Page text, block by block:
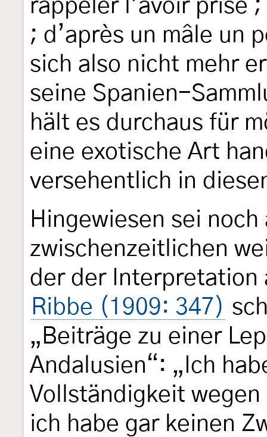
rappeler l’avoir prise
; d’après un mâle un
sich also nicht mehr
seine Spanien-
hält es durchaus für
eine exotische Art
versehentlich in
Hingewiesen sei noch
zwischenzeitlichen
der der Interpretation
Ribbe (1909: 347)
„Beiträge zu einer
Andalusien“: „Ich
Vollständigkeit
ich habe gar keinen